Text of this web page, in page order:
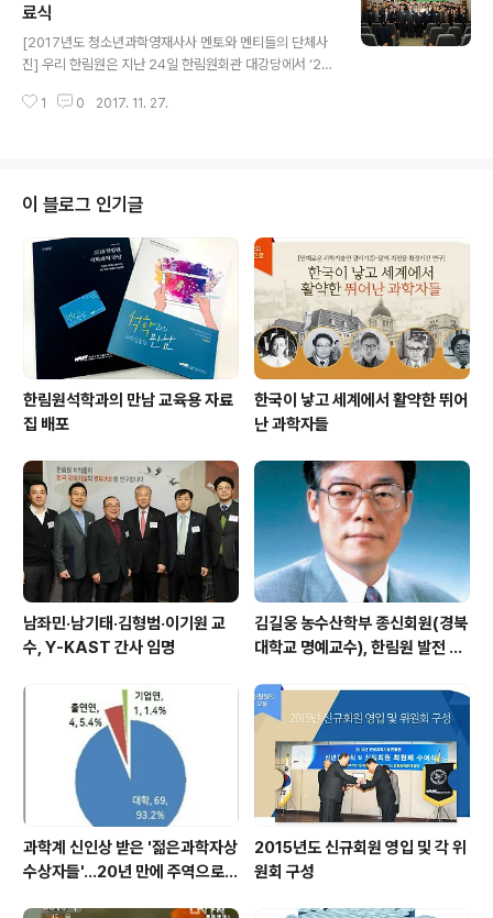
5개월 간 이들의 멘토로 활동할 각 분야 석학들이 참석했
다. 올해 멘토에는 최진호 이화여자대학교 교수, 김하석 D
GIST 교수, 성단근 KAIST 교수, 김정훈 서울대학교 교수
등 수학·물리·화학·생명과학·공학 분야의 회원들이 참여하
며, 특히 한국차세대과학기술한림원(Young Korean Ac
료식
[2017년도 청소년과학영재사사 멘토와 멘티들의 단체사
진] 우리 한림원은 지난 24일 한림원회관 대강당에서 ‘20
다. 수료식에는 올해 멘토링에 참여한 29명의 과학영재들
재사사 프로그램은 과학기술 분야에 흥미를 가진 고등학교
1·2학년 영재들과 한림원 석학들의 교류를 제공해 학생들
이 보다 자발적으로 과학기술 탐구능력을 가질 수 있도록
돕고자 기획됐다. 학교 안에서 할 수 있는 실험과 수업을 넘
어 다방면으로 깊이 있는 학습방법을 배울 수 있다고 입소
문이 나며 매해 학생들의 참여율이 ..
1 0 2017. 11. 27.
이 블로그 인기글
한림원석학과의 만남 교육용 자료
집 배포
한국이 낳고 세계에서 활약한 뛰어
난 과학자들
남좌민·남기태·김형범·이기원 교
수, Y-KAST 간사 임명
김길웅 농수산학부 종신회원(경북
대학교 명예교수), 한림원 발전 위
과학계 신인상 받은 '젊은과학자상
수상자들'…20년 만에 주역으로
2015년도 신규회원 영입 및 각 위
원회 구성